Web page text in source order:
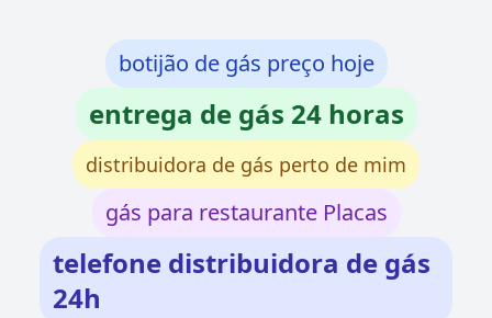
botijão de gás preço hoje
entrega de gás 24 horas
distribuidora de gás perto de mim
gás para restaurante Placas
telefone distribuidora de gás
24h